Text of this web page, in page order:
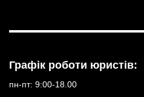
Графік роботи юристів:
пн-пт: 9:00-18.00